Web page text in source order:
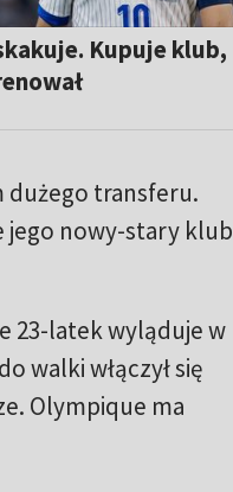
Kupuje klub,
dużego transferu.
jego nowy-stary klub
23-latek wyląduje w
walki włączył się
Olympique ma